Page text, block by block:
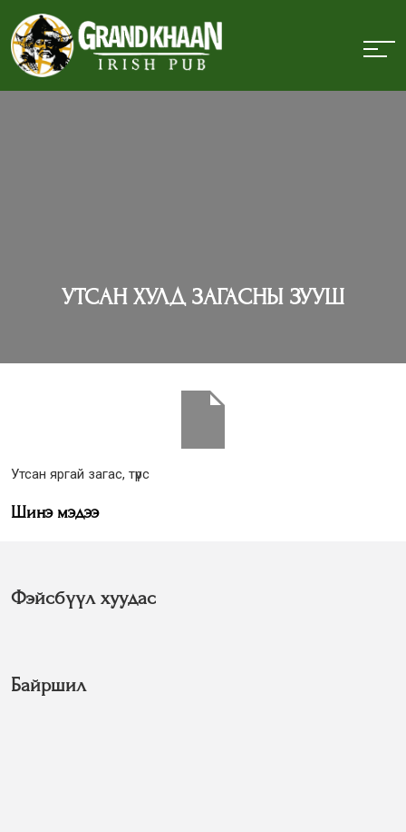
УТСАН ХУЛД ЗАГАСНЫ ЗУУШ
Утсан яргай загас, түрс
Шинэ мэдээ
Фэйсбүүл хуудас
Байршил